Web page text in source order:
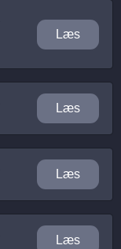
Læs
Læs
Læs
Læs